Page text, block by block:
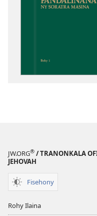
JW.ORG® / TRANONKALA
JEHOVAH
Fisehony
Rohy Ilaina